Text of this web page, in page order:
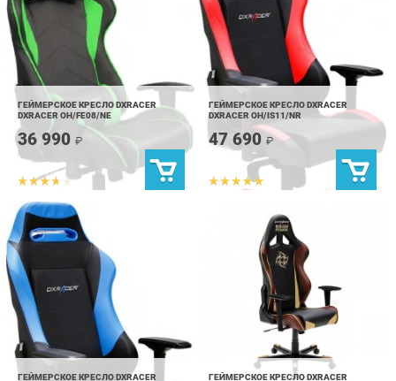
ГЕЙМЕРСКОЕ КРЕСЛО DXRACER
DXRACER OH/FE08/NE
36 990₽
ГЕЙМЕРСКОЕ КРЕСЛО DXRACER
DXRACER OH/IS11/NR
47 690₽
ГЕЙМЕРСКОЕ КРЕСЛО DXRACER
DXRACER OH/IS11/NB
47 690₽
ГЕЙМЕРСКОЕ КРЕСЛО DXRACER
DXRACER OH/RE126/NCC/NIP
48 690₽